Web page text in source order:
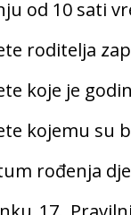
od 10 sati
roditelja
koje je
kojemu su
rođenja